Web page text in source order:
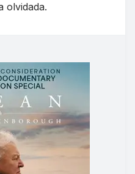
olvidada.